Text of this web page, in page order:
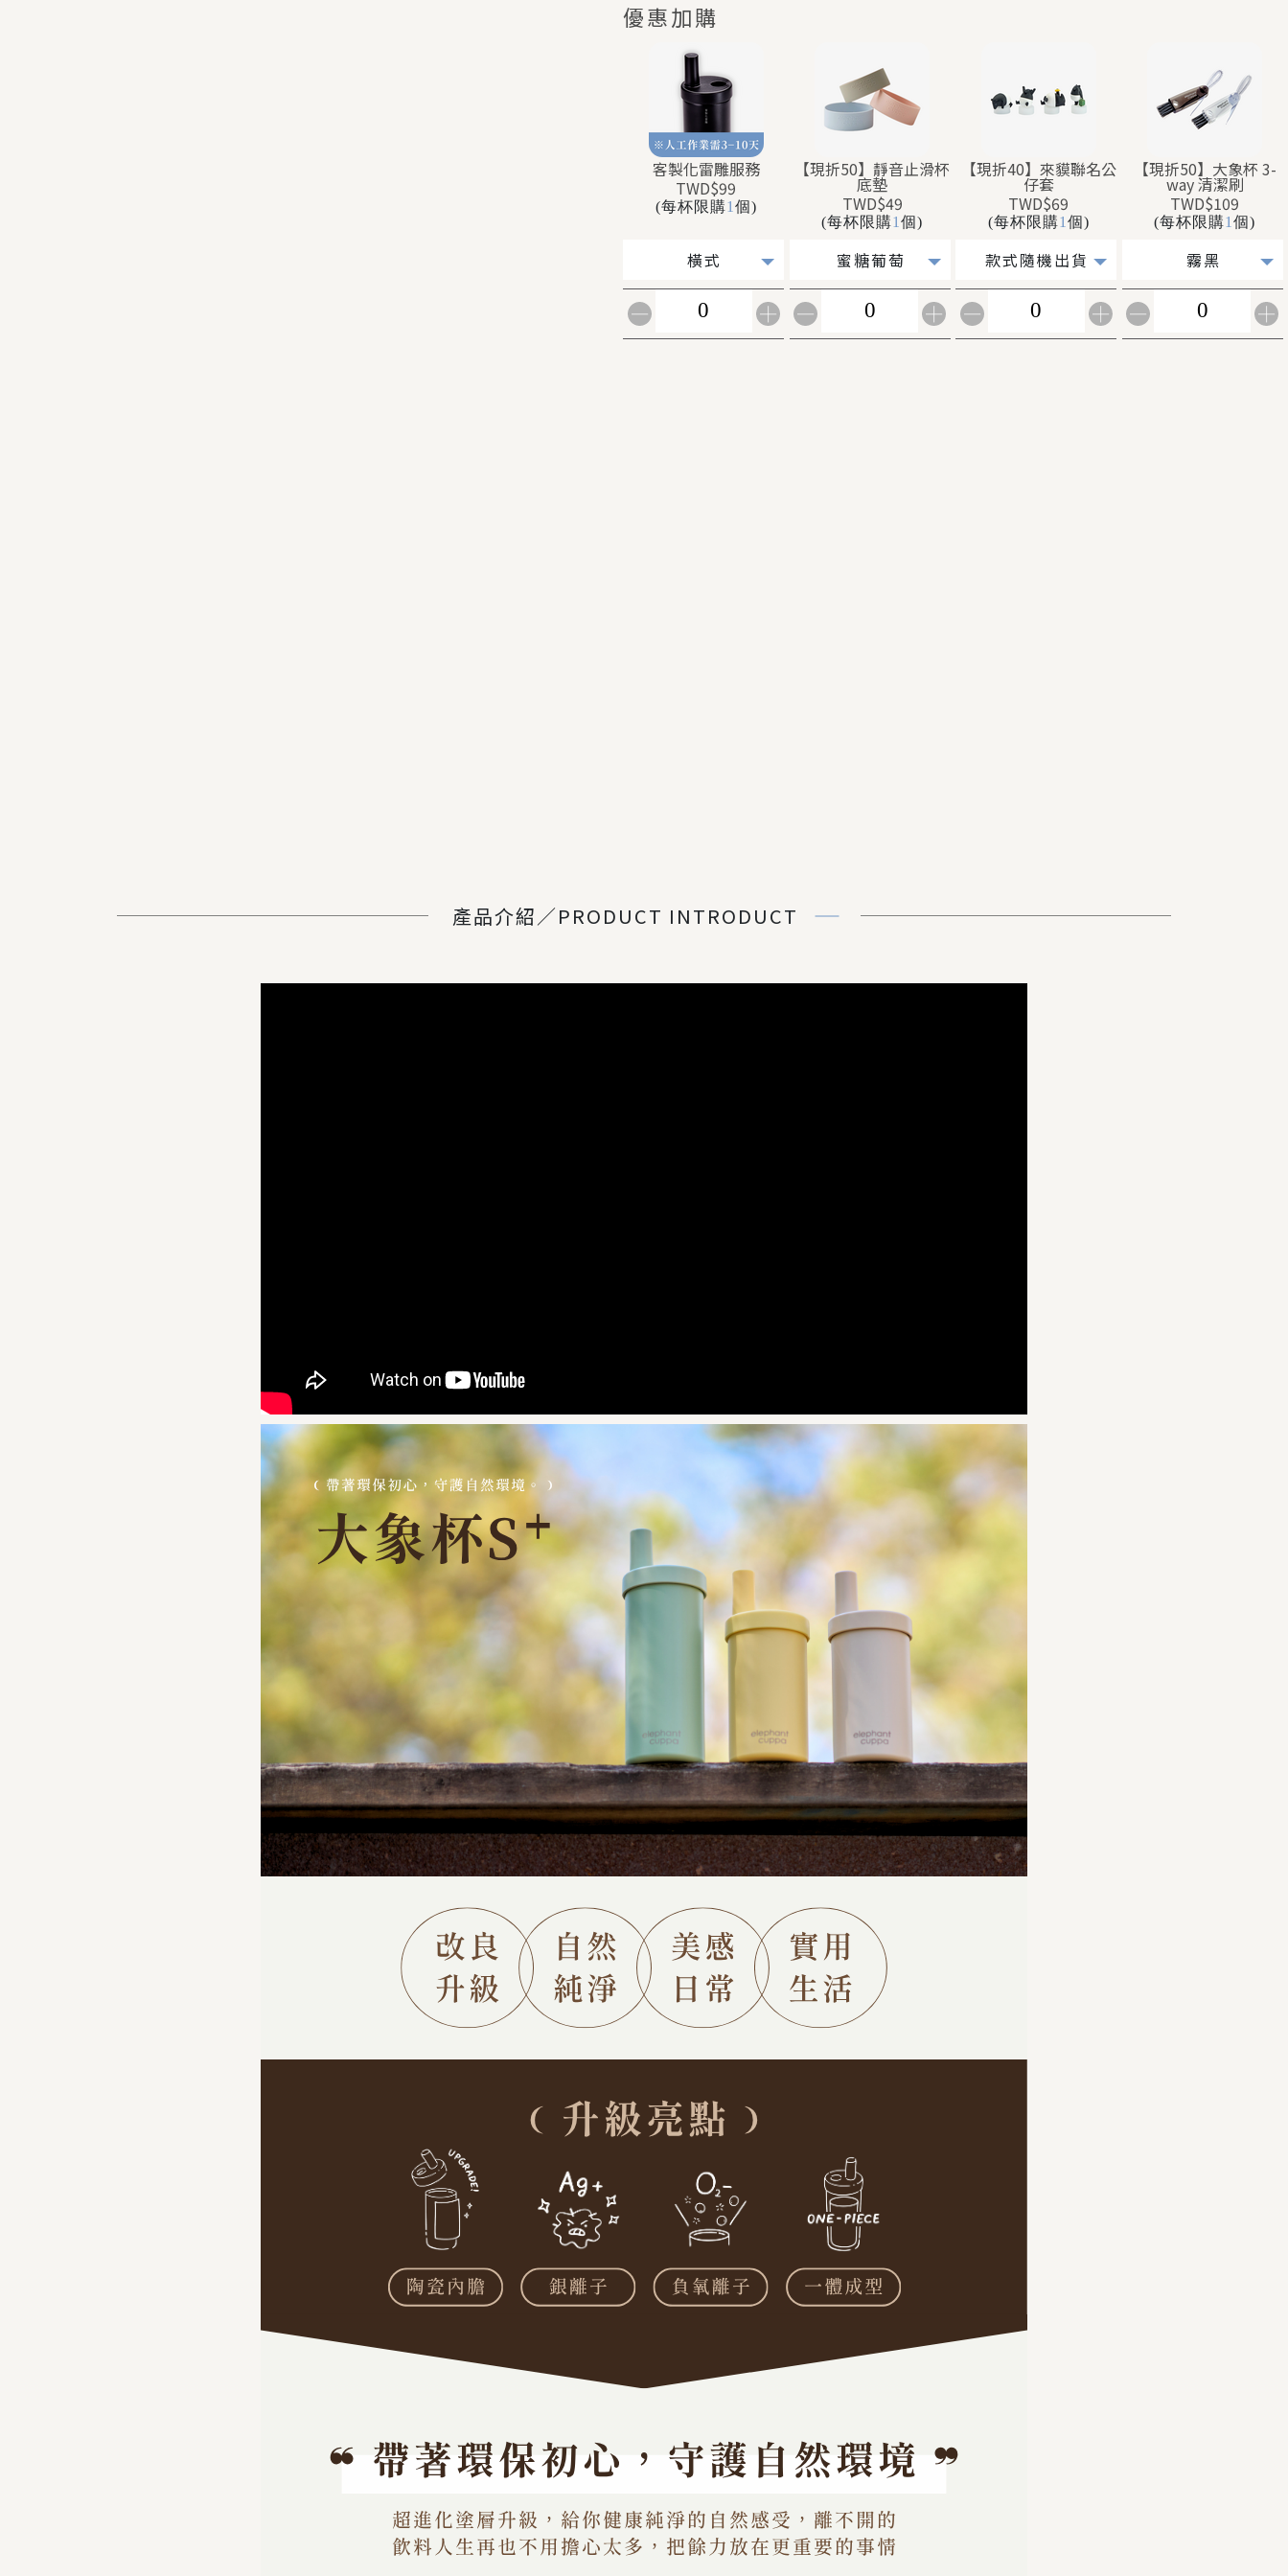
優惠加購
客製化雷雕服務
TWD$99
(每杯限購1 個)
橫式
【現折50】靜音止滑杯
底墊
TWD$49
(每杯限購1個)
蜜糖葡萄
【現折40】來貘聯名公
仔套
TWD$69
(每杯限購1 個)
款式隨機出貨
【現折50】大象杯 3-
way 清潔刷
TWD$109
(每杯限購1個)
霧黑
產品介紹／PRODUCT INTRODUCT